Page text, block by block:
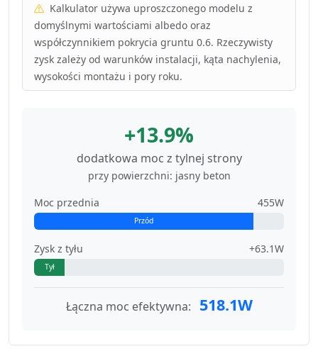
Kalkulator używa uproszczonego modelu z
domyślnymi wartościami albedo oraz
współczynnikiem pokrycia gruntu 0.6. Rzeczywisty
zysk zależy od warunków instalacji, kąta nachylenia,
wysokości montażu i pory roku.
+13.9%
dodatkowa moc z tylnej strony
przy powierzchni: jasny beton
Moc przednia
455W
Przód
Zysk z tyłu +63.1W
Tył
Łączna moc efektywna: 518.1W